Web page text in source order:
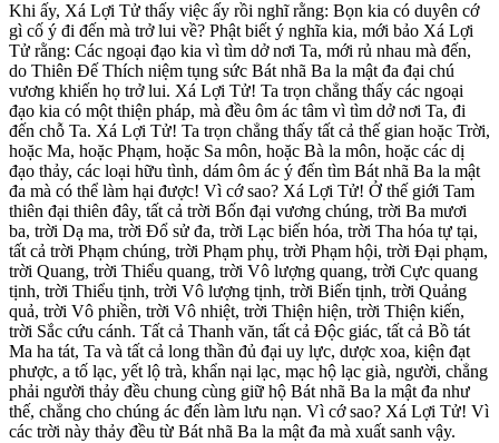
Khi ấy, Xá Lợi Tử thấy việc ấy rồi nghĩ rằng: Bọn kia có duyên cớ
gì cố ý đi đến mà trở lui về? Phật biết ý nghĩa kia, mới bảo Xá Lợi
Tử rằng: Các ngoại đạo kia vì tìm dở nơi Ta, mới rủ nhau mà đến,
do Thiên Đế Thích niệm tụng sức Bát nhã Ba la mật đa đại chú
vương khiến họ trở lui. Xá Lợi Tử! Ta trọn chẳng thấy các ngoại
đạo kia có một thiện pháp, mà đều ôm ác tâm vì tìm dở nơi Ta, đi
đến chỗ Ta. Xá Lợi Tử! Ta trọn chẳng thấy tất cả thế gian hoặc Trời,
hoặc Ma, hoặc Phạm, hoặc Sa môn, hoặc Bà la môn, hoặc các dị
đạo thảy, các loại hữu tình, dám ôm ác ý đến tìm Bát nhã Ba la mật
đa mà có thể làm hại được! Vì cớ sao? Xá Lợi Tử! Ở thế giới Tam
thiên đại thiên đây, tất cả trời Bốn đại vương chúng, trời Ba mươi
ba, trời Dạ ma, trời Đổ sử đa, trời Lạc biến hóa, trời Tha hóa tự tại,
tất cả trời Phạm chúng, trời Phạm phụ, trời Phạm hội, trời Đại phạm,
trời Quang, trời Thiểu quang, trời Vô lượng quang, trời Cực quang
tịnh, trời Thiểu tịnh, trời Vô lượng tịnh, trời Biến tịnh, trời Quảng
quả, trời Vô phiền, trời Vô nhiệt, trời Thiện hiện, trời Thiện kiến,
trời Sắc cứu cánh. Tất cả Thanh văn, tất cả Độc giác, tất cả Bồ tát
Ma ha tát, Ta và tất cả long thần đủ đại uy lực, dược xoa, kiện đạt
phược, a tố lạc, yết lộ trà, khẩn nại lạc, mạc hộ lạc già, người, chẳng
phải người thảy đều chung cùng giữ hộ Bát nhã Ba la mật đa như
thế, chẳng cho chúng ác đến làm lưu nạn. Vì cớ sao? Xá Lợi Tử! Vì
các trời này thảy đều từ Bát nhã Ba la mật đa mà xuất sanh vậy.